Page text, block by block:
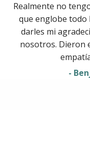
Realmente no
que englobe
darles mi
nosotros. Dieron
-